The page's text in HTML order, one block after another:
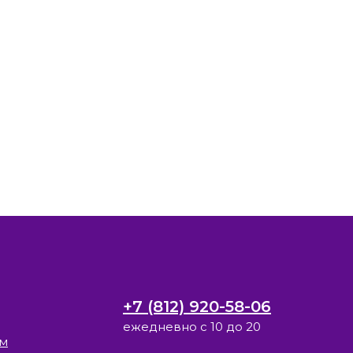
+7 (812) 920-58-06
ежедневно с 10 до 20